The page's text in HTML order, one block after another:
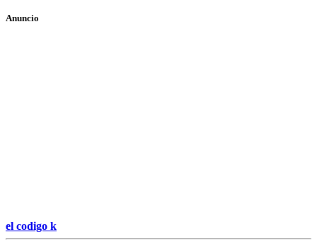
Anuncio
el codigo k